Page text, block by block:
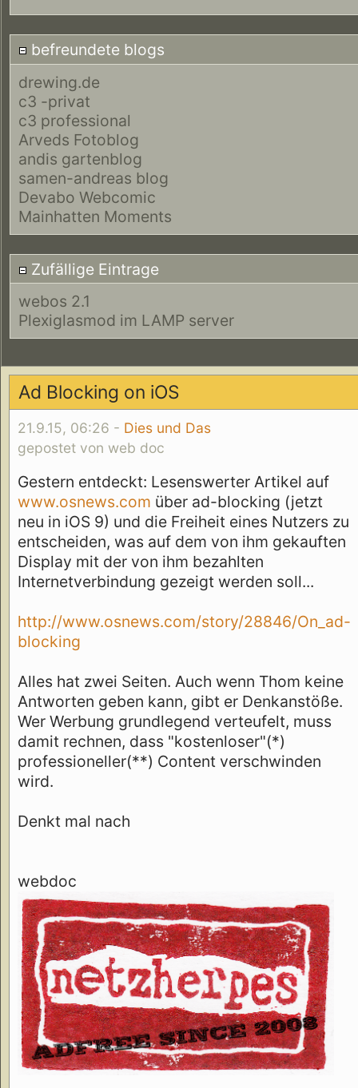
befreundete blogs
drewing.de
c3 -privat
c3 professional
Arveds Fotoblog
andis gartenblog
samen-andreas blog
Devabo Webcomic
Mainhatten Moments
Zufällige Eintrage
webos 2.1
Plexiglasmod im LAMP server
Ad Blocking on iOS
21.9.15, 06:26 - Dies und Das
gepostet von web doc
Gestern entdeckt: Lesenswerter Artikel auf
www.osnews.com über ad-blocking (jetzt
neu in iOS 9) und die Freiheit eines Nutzers zu
entscheiden, was auf dem von ihm gekauften
Display mit der von ihm bezahlten
Internetverbindung gezeigt werden soll...
http://www.osnews.com/story/28846/On_ad-
blocking
Alles hat zwei Seiten. Auch wenn Thom keine
Antworten geben kann, gibt er Denkanstöße.
Wer Werbung grundlegend verteufelt, muss
damit rechnen, dass "kostenloser"(*)
professioneller(**) Content verschwinden
wird.
Denkt mal nach
webdoc